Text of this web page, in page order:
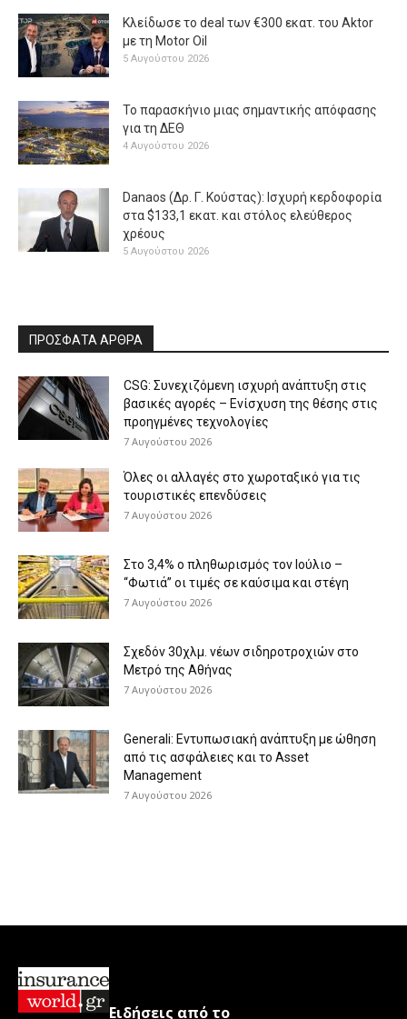
Κλείδωσε το deal των €300 εκατ. του Aktor
με τη Μotor Oil
5 Αυγούστου 2026
Το παρασκήνιο μιας σημαντικής απόφασης
για τη ΔΕΘ
4 Αυγούστου 2026
Danaos (Δρ. Γ. Κούστας): Ισχυρή κερδοφορία
στα $133,1 εκατ. και στόλος ελεύθερος
χρέους
5 Αυγούστου 2026
ΠΡΟΣΦΑΤΑ ΑΡΘΡΑ
CSG: Συνεχιζόμενη ισχυρή ανάπτυξη στις
βασικές αγορές – Ενίσχυση της θέσης στις
προηγμένες τεχνολογίες
7 Αυγούστου 2026
Όλες οι αλλαγές στο χωροταξικό για τις
τουριστικές επενδύσεις
7 Αυγούστου 2026
Στο 3,4% ο πληθωρισμός τον Ιούλιο –
“Φωτιά” οι τιμές σε καύσιμα και στέγη
7 Αυγούστου 2026
Σχεδόν 30χλμ. νέων σιδηροτροχιών στο
Μετρό της Αθήνας
7 Αυγούστου 2026
Generali: Eντυπωσιακή ανάπτυξη με ώθηση
από τις ασφάλειες και το Asset
Management
7 Αυγούστου 2026
Ειδήσεις από το